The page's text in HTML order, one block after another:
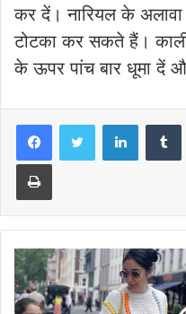
कर दें। नारियल के
टोटका कर सकते हैं।
के ऊपर पांच बार धूमा दें
LinkedIn
Print